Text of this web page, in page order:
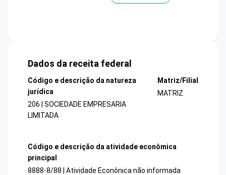
Dados da receita federal
Código e descrição da natureza
jurídica
206 | SOCIEDADE EMPRESARIA
LIMITADA
Matriz/Filial
MATRIZ
Código e descrição da atividade econômica
principal
8888-8/88 | Atividade Econônica não informada